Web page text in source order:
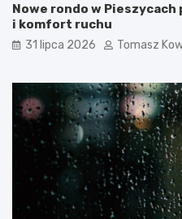
Nowe rondo w
i komfort ruchu
31 lipca 2026 Tomasz